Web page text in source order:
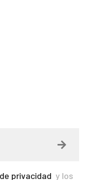
privacidad y los